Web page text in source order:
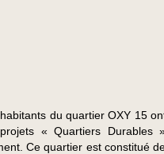
du quartier OXY 15
« Quartiers Durables
Ce quartier est constitué